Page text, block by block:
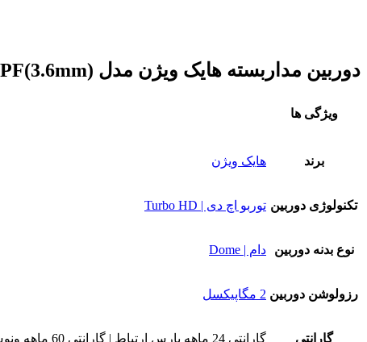
دوربین مداربسته هایک ویژن مدل DS-2CE70DF3T-PF(3.6mm)
ویژگی ها
برند هایک ویژن
تکنولوژی دوربین توربو اچ دی | Turbo HD
نوع بدنه دوربین دام | Dome
رزولوشن دوربین 2 مگاپیکسل
گارانتی گارانتی 24 ماهه پارس ارتباط | گارانتی 60 ماهه ونوس